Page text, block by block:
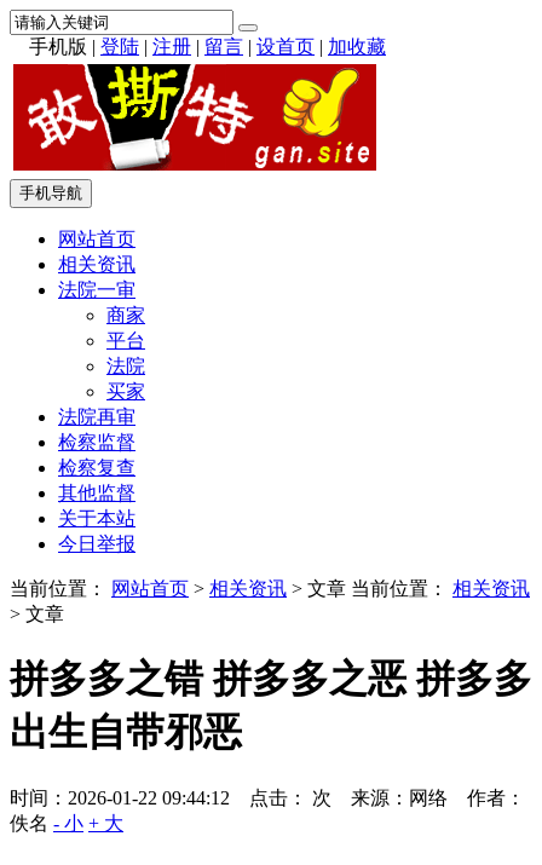
手机版 | 登陆 | 注册 | 留言 | 设首页 | 加收藏
手机导航
网站首页
相关资讯
法院一审
商家
平台
法院
买家
法院再审
检察监督
检察复查
其他监督
关于本站
今日举报
当前位置： 网站首页 > 相关资讯 > 文章 当前位置： 相关资讯
> 文章
拼多多之错 拼多多之恶 拼多多
出生自带邪恶
时间：2026-01-22 09:44:12 点击： 次 来源：网络 作者：
佚名 - 小 + 大